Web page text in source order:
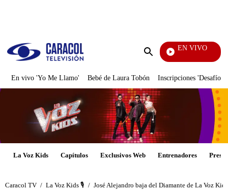
Enviar
EN VIVO
En vivo 'Yo Me Llamo' Bebé de Laura Tobón Inscripciones 'Desafío'
La Voz Kids Capítulos Exclusivos Web Entrenadores
Caracol TV / La Voz Kids 🎙️ / José Alejandro baja del Diamante de La Voz